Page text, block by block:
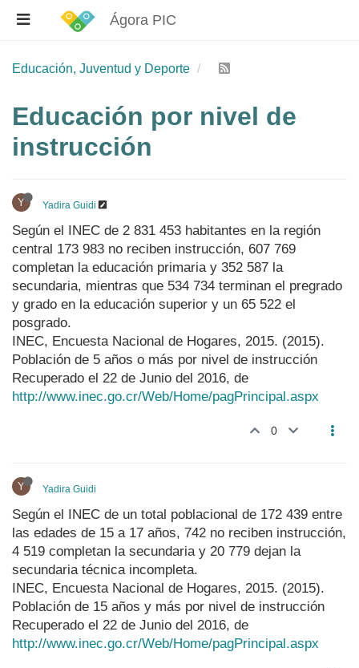
Ágora PIC
Educación, Juventud y Deporte
Educación por nivel de
instrucción
Y Yadira Guidi
Según el INEC de 2 831 453 habitantes en la región
central 173 983 no reciben instrucción, 607 769
completan la educación primaria y 352 587 la
secundaria, mientras que 534 734 terminan el pregrado
y grado en la educación superior y un 65 522 el
posgrado.
INEC, Encuesta Nacional de Hogares, 2015. (2015).
Población de 5 años o más por nivel de instrucción
Recuperado el 22 de Junio del 2016, de
http://www.inec.go.cr/Web/Home/pagPrincipal.aspx
0
Y Yadira Guidi
Según el INEC de un total poblacional de 172 439 entre
las edades de 15 a 17 años, 742 no reciben instrucción,
4 519 completan la secundaria y 20 779 dejan la
secundaria técnica incompleta.
INEC, Encuesta Nacional de Hogares, 2015. (2015).
Población de 15 años y más por nivel de instrucción
Recuperado el 22 de Junio del 2016, de
http://www.inec.go.cr/Web/Home/pagPrincipal.aspx